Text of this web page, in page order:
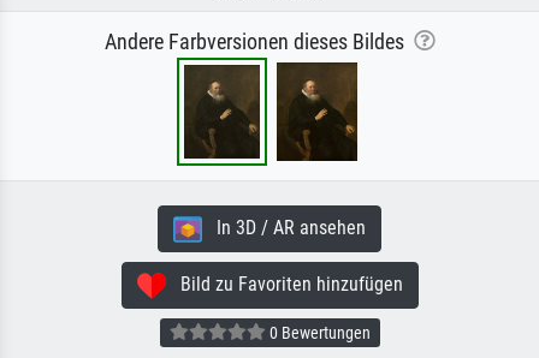
Andere Farbversionen dieses Bildes
In 3D / AR ansehen
Bild zu Favoriten hinzufügen
0 Bewertungen